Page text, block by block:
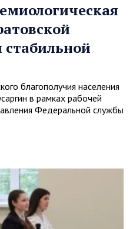
стабильной
благополучия населения
в рамках рабочей
Федеральной службы